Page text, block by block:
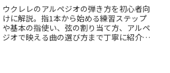
ウクレレのアルペジオの弾き方を初心者向
けに解説。指1本から始める練習ステップ
や基本の指使い、弦の割り当て方、アルペ
ジオで映える曲の選び方まで丁寧に紹介し